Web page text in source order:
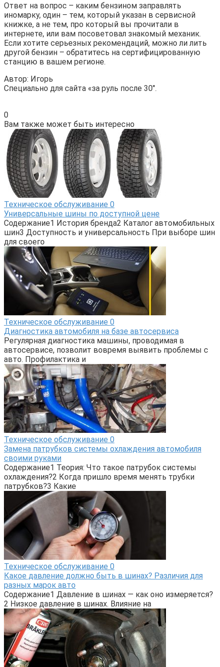
Ответ на вопрос – каким бензином заправлять
иномарку, один – тем, который указан в сервисной
книжке, а не тем, про который вы прочитали в
интернете, или вам посоветовал знакомый механик.
Если хотите серьезных рекомендаций, можно ли лить
другой бензин – обратитесь на сертифицированную
станцию в вашем регионе.
Автор: Игорь
Специально для сайта «за руль после 30″.
0
Вам также может быть интересно
Техническое обслуживание 0
Универсальные шины по доступной цене
Содержание1 История бренда2 Каталог автомобильных
шин3 Доступность и универсальность При выборе шин
для своего
Техническое обслуживание 0
Диагностика автомобиля на базе автосервиса
Регулярная диагностика машины, проводимая в
автосервисе, позволит вовремя выявить проблемы с
авто. Профилактика и
Техническое обслуживание 0
Замена патрубков системы охлаждения автомобиля
своими руками
Содержание1 Теория: Что такое патрубок системы
охлаждения?2 Когда пришло время менять трубки
патрубков?3 Какие
Техническое обслуживание 0
Какое давление должно быть в шинах? Различия для
разных марок авто
Содержание1 Давление в шинах — как оно измеряется?
2 Низкое давление в шинах. Влияние на